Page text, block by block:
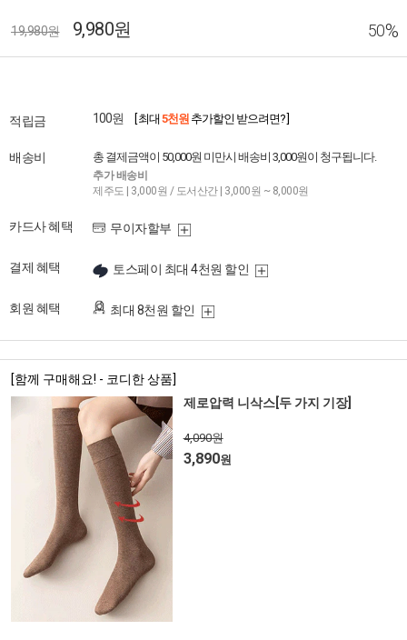
19,980원 9,980원 50%
적립금 100원 [ 최대 5천원 추가할인 받으려면? ]
배송비 총 결제금액이 50,000원 미만시 배송비 3,000원이 청구됩니다.
추가 배송비
제주도 | 3,000원 / 도서산간 | 3,000원 ~ 8,000원
카드사 혜택 무이자할부
결제 혜택 토스페이 최대 4천원 할인
회원 혜택 최대 8천원 할인
[함께 구매해요! - 코디한 상품]
제로압력 니삭스[두 가지 기장]
4,090원
3,890원